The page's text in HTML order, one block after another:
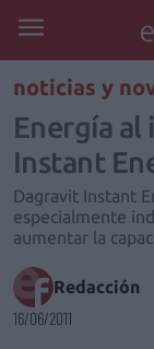
noticias y
Energía
Instant
Dagravit Instant
especialmente
aumentar la
Redacción
16/06/2011